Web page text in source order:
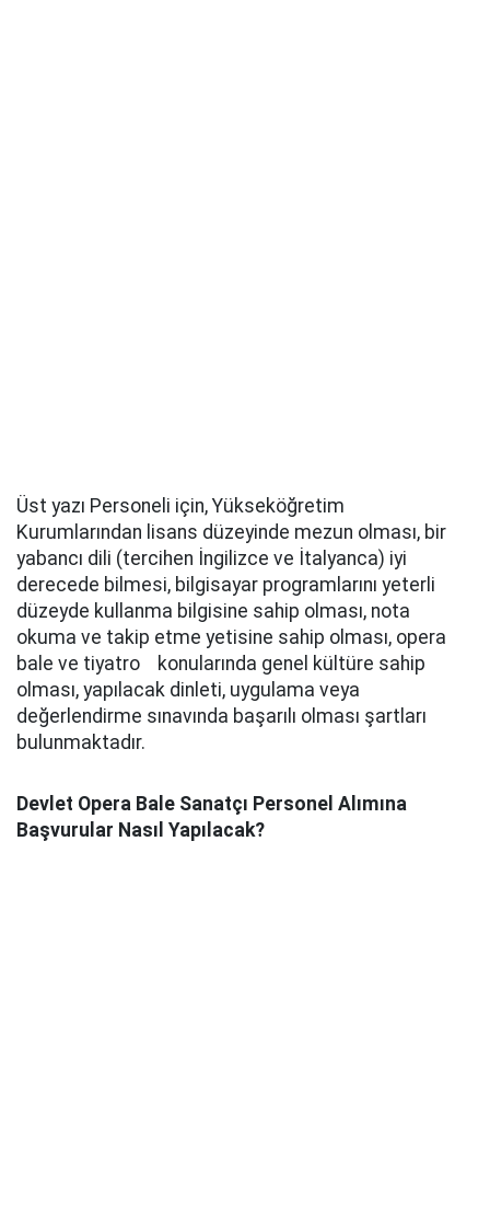
Üst yazı Personeli için, Yükseköğretim
Kurumlarından lisans düzeyinde mezun olması, bir
yabancı dili (tercihen İngilizce ve İtalyanca) iyi
derecede bilmesi, bilgisayar programlarını yeterli
düzeyde kullanma bilgisine sahip olması, nota
okuma ve takip etme yetisine sahip olması, opera
bale ve tiyatro konularında genel kültüre sahip
olması, yapılacak dinleti, uygulama veya
değerlendirme sınavında başarılı olması şartları
bulunmaktadır.
Devlet Opera Bale Sanatçı Personel Alımına
Başvurular Nasıl Yapılacak?